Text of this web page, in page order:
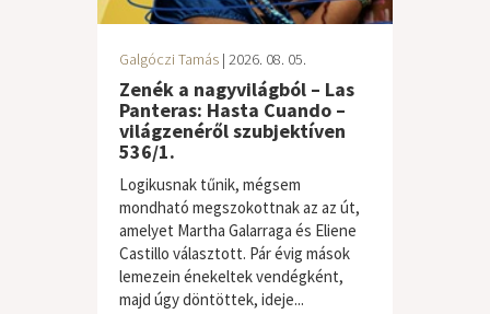
Galgóczi Tamás | 2026. 08. 05.
Zenék a nagyvilágból – Las
Panteras: Hasta Cuando –
világzenéről szubjektíven
536/1.
Logikusnak tűnik, mégsem
mondható megszokottnak az az út,
amelyet Martha Galarraga és Eliene
Castillo választott. Pár évig mások
lemezein énekeltek vendégként,
majd úgy döntöttek, ideje...